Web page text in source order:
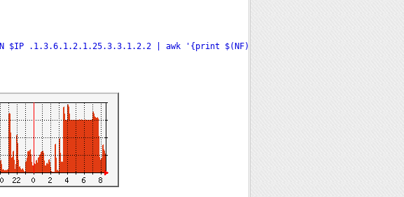
$IP .1.3.6.1.2.1.25.3.3.1.2.2 | awk '{print $(NF) }'`